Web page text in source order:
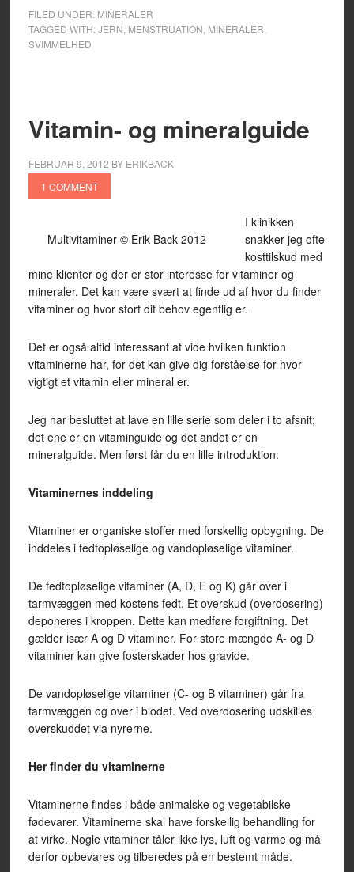
FILED UNDER: MINERALER
TAGGED WITH:JERN MENSTRUATION MINERALER
SVIMMELHED
Vitamin- og mineralguide
FEBRUAR 9, 2012 BY ERIKBACK
1 COMMENT
Multivitaminer © Erik Back 2012
I klinikken
snakker jeg ofte
kosttilskud med
mine klienter og der er stor interesse for vitaminer og
mineraler. Det kan være svært at finde ud af hvor du finder
vitaminer og hvor stort dit behov egentlig er.
Det er også altid interessant at vide hvilken funktion
vitaminerne har, for det kan give dig forståelse for hvor
vigtigt et vitamin eller mineral er.
Jeg har besluttet at lave en lille serie som deler i to afsnit;
det ene er en vitaminguide og det andet er en
mineralguide. Men først får du en lille introduktion:
Vitaminernes inddeling
Vitaminer er organiske stoffer med forskellig opbygning. De
inddeles i fedtopløselige og vandopløselige vitaminer.
De fedtopløselige vitaminer (A, D, E og K) går over i
tarmvæggen med kostens fedt. Et overskud (overdosering)
deponeres i kroppen. Dette kan medføre forgiftning. Det
gælder især A og D vitaminer. For store mængde A- og D
vitaminer kan give fosterskader hos gravide.
De vandopløselige vitaminer (C- og B vitaminer) går fra
tarmvæggen og over i blodet. Ved overdosering udskilles
overskuddet via nyrerne.
Her finder du vitaminerne
Vitaminerne findes i både animalske og vegetabilske
fødevarer. Vitaminerne skal have forskellig behandling for
at virke. Nogle vitaminer tåler ikke lys, luft og varme og må
derfor opbevares og tilberedes på en bestemt måde.